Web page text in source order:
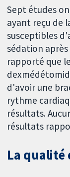
Sept études
ayant reçu de
susceptibles
sédation
rapporté que
d'avoir une
rythme
résultats.
résultats
La qualité